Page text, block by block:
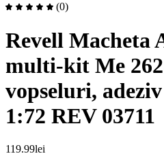
(0)
Revell Macheta
multi-kit Me
vopseluri,
1:72 REV 03711
119.99lei